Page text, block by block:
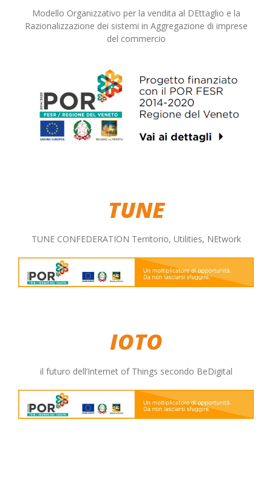
Modello Organizzativo per la vendita al DEttaglio e la
Razionalizzazione dei sistemi in Aggregazione di imprese
del commercio
TUNE
TUNE CONFEDERATION Territorio, Utilities, NEtwork
IOTO
il futuro dell’Internet of Things secondo BeDigital